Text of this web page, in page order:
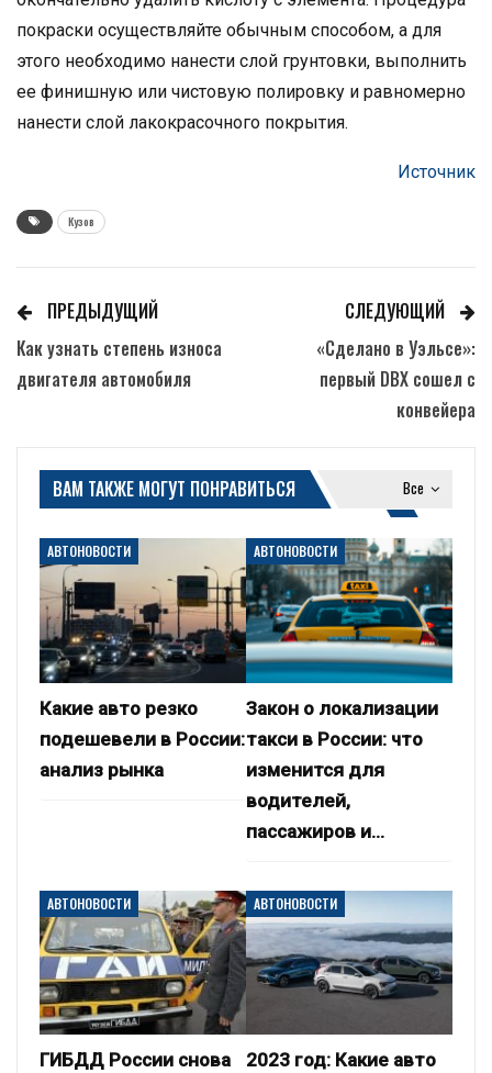
покраски осуществляйте обычным способом, а для
этого необходимо нанести слой грунтовки, выполнить
ее финишную или чистовую полировку и равномерно
нанести слой лакокрасочного покрытия.
Источник
Кузов
ПРЕДЫДУЩИЙ
Как узнать степень износа
двигателя автомобиля
СЛЕДУЮЩИЙ
«Сделано в Уэльсе»:
первый DBX сошел с
конвейера
Все
ВАМ ТАКЖЕ МОГУТ ПОНРАВИТЬСЯ
АВТОНОВОСТИ
Какие авто резко
подешевели в России:
анализ рынка
АВТОНОВОСТИ
Закон о локализации
такси в России: что
изменится для
водителей,
пассажиров и…
АВТОНОВОСТИ
ГИБДД России снова
АВТОНОВОСТИ
2023 год: Какие авто